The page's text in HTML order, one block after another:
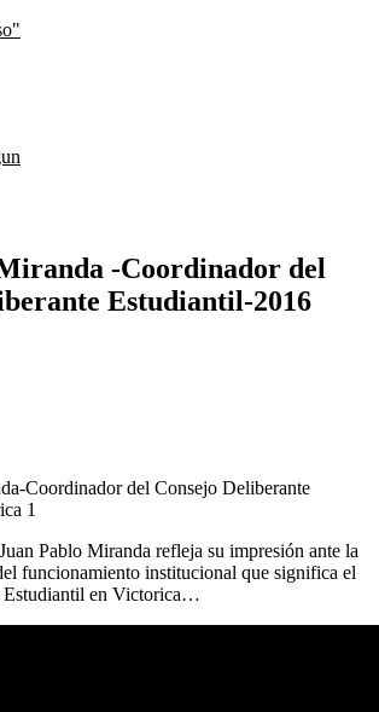
-Coordinador del
Estudiantil-2016
Pablo Miranda refleja su impresión ante la
funcionamiento institucional que significa el
Estudiantil en Victorica…